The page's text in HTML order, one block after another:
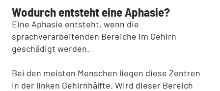
Wodurch entsteht eine Aphasie?
Eine Aphasie entsteht, wenn die
sprachverarbeitenden Bereiche im Gehirn
geschädigt werden.
Bei den meisten Menschen liegen diese Zentren
in der linken Gehirnhälfte. Wird dieser Bereich